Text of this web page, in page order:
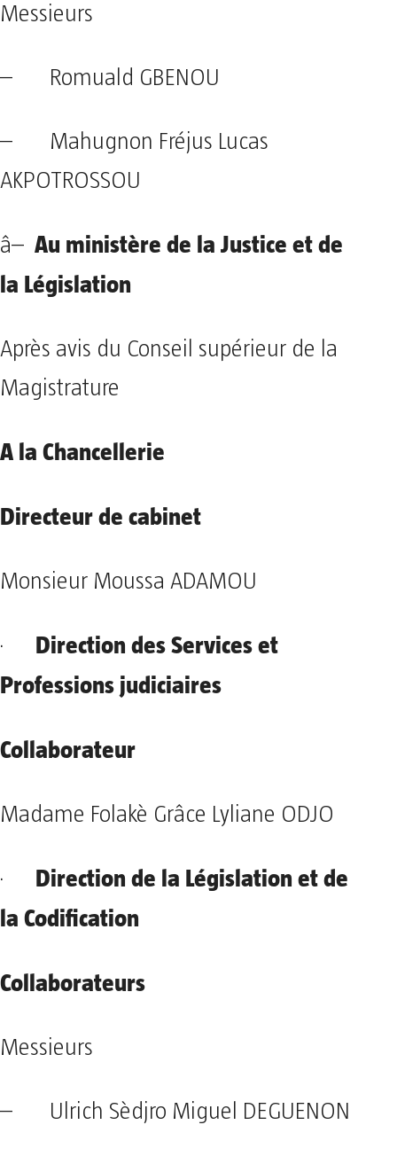
Messieurs
– Romuald GBENOU
– Mahugnon Fréjus Lucas
AKPOTROSSOU
â– Au ministère de la Justice et de
la Législation
Après avis du Conseil supérieur de la
Magistrature
A la Chancellerie
Directeur de cabinet
Monsieur Moussa ADAMOU
· Direction des Services et
Professions judiciaires
Collaborateur
Madame Folakè Grâce Lyliane ODJO
· Direction de la Législation et de
la Codification
Collaborateurs
Messieurs
– Ulrich Sèdjro Miguel DEGUENON